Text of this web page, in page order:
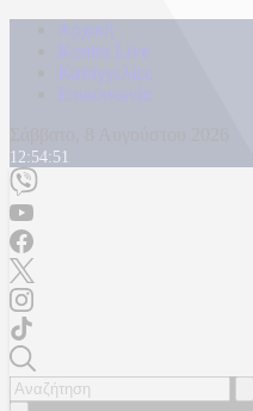
Αρχική
Kontra Live
Καταγγελίες
Επικοινωνία
12:54:54